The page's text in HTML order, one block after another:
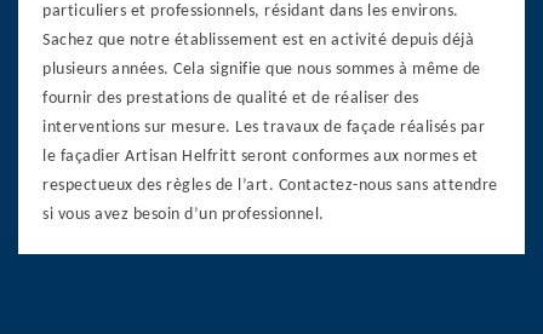
particuliers et professionnels, résidant dans les environs.
Sachez que notre établissement est en activité depuis déjà
plusieurs années. Cela signifie que nous sommes à même de
fournir des prestations de qualité et de réaliser des
interventions sur mesure. Les travaux de façade réalisés par
le façadier Artisan Helfritt seront conformes aux normes et
respectueux des règles de l’art. Contactez-nous sans attendre
si vous avez besoin d’un professionnel.